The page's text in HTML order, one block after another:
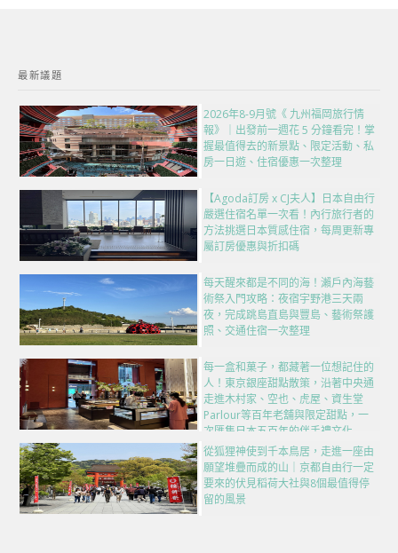
最新議題
2026年8-9月號《 九州福岡旅行情
報》｜出發前一週花 5 分鐘看完！掌
握最值得去的新景點、限定活動、私
房一日遊、住宿優惠一次整理
【Agoda訂房 x CJ夫人】日本自由行
嚴選住宿名單一次看！內行旅行者的
方法挑選日本質感住宿，每周更新專
屬訂房優惠與折扣碼
每天醒來都是不同的海！瀨戶內海藝
術祭入門攻略：夜宿宇野港三天兩
夜，完成跳島直島與豐島、藝術祭護
照、交通住宿一次整理
每一盒和菓子，都藏著一位想記住的
人！東京銀座甜點散策，沿著中央通
走進木村家、空也、虎屋、資生堂
Parlour等百年老舖與限定甜點，一
次匯集日本五百年的伴手禮文化
從狐狸神使到千本鳥居，走進一座由
願望堆疊而成的山｜京都自由行一定
要來的伏見稻荷大社與8個最值得停
留的風景